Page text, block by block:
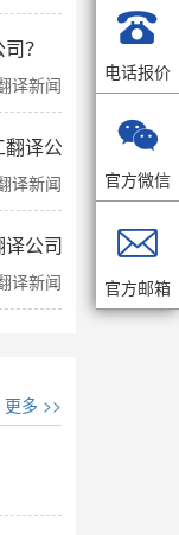
？
译新闻
译公司
译新闻
公司
译新闻
更多 >>

电话报价

官方微信

官方邮箱